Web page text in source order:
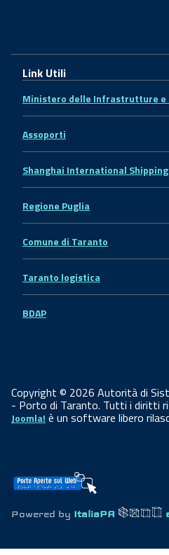
Link Utili
Ministero delle Infrastrutture e
Assoporti
Shanghai International
Regione Puglia
Comune di Taranto
Taranto logistica
BDAP
Copyright © 2026 Autorità di
- Porto di Taranto. Tutti i diritti
Joomla! è un software libero
Powered by ItaliaPA